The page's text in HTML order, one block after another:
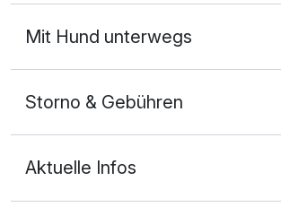
Mit Hund unterwegs
Storno & Gebühren
Aktuelle Infos